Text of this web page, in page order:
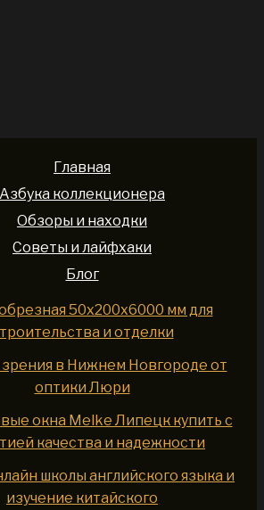
Главная
Азбука коллекционера
Обзоры и находки
Советы и лайфхаки
Блог
50x200x6000 мм для
и отделки
зрения в Нижнем Новгороде от
оптики Люри
окна Melke Липецк купить с
качества и надежности
школы английского языка и
изучение китайского